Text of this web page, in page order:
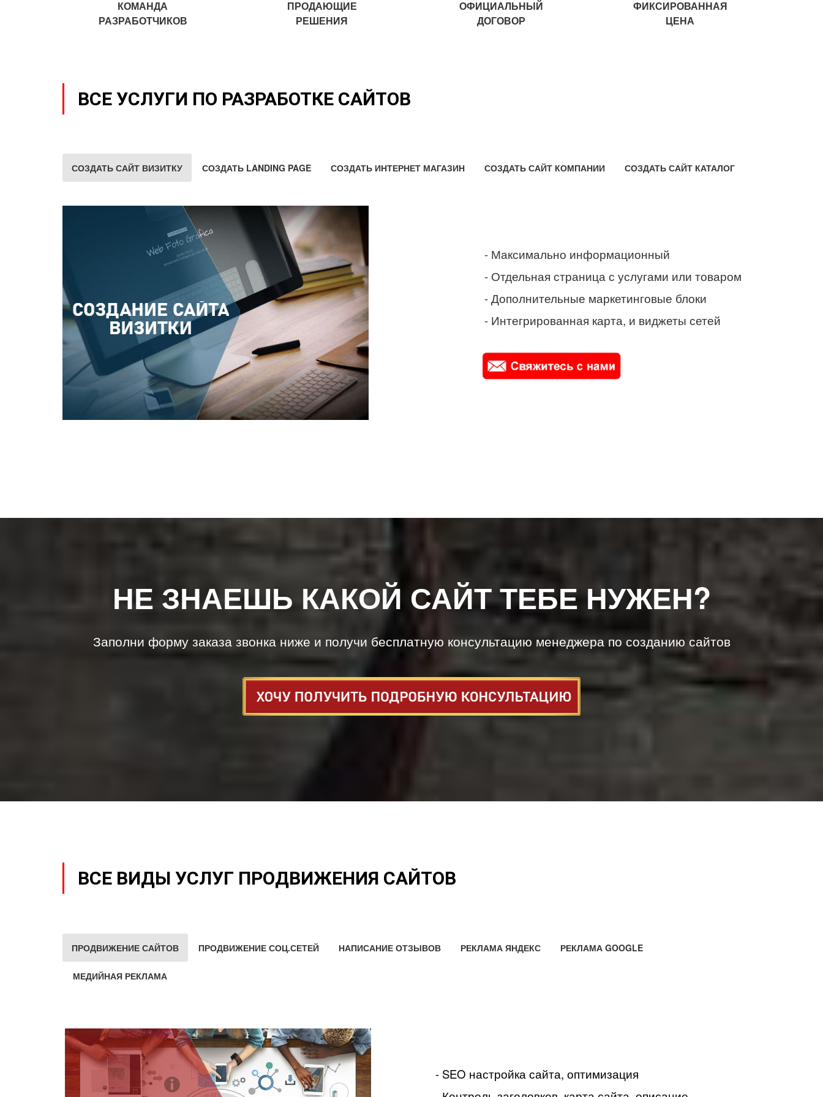
КОМАНДА
РАЗРАБОТЧИКОВ
ПРОДАЮЩИЕ
РЕШЕНИЯ
ОФИЦИАЛЬНЫЙ
ДОГОВОР
ФИКСИРОВАННАЯ
ЦЕНА
ВСЕ УСЛУГИ ПО РАЗРАБОТКЕ САЙТОВ
СОЗДАТЬ САЙТ ВИЗИТКУ СОЗДАТЬ LANDING PAGE СОЗДАТЬ ИНТЕРНЕТ МАГАЗИН СОЗДАТЬ САЙТ КОМПАНИИ СОЗДАТЬ САЙТ КАТАЛОГ
- Максимально информационный
- Отдельная страница с услугами или товаром
- Дополнительные маркетинговые блоки
- Интегрированная карта, и виджеты сетей
НЕ ЗНАЕШЬ КАКОЙ САЙТ ТЕБЕ НУЖЕН?
Заполни форму заказа звонка ниже и получи бесплатную консультацию менеджера по созданию сайтов
ВСЕ ВИДЫ УСЛУГ ПРОДВИЖЕНИЯ САЙТОВ
ПРОДВИЖЕНИЕ САЙТОВ ПРОДВИЖЕНИЕ СОЦ.СЕТЕЙ НАПИСАНИЕ ОТЗЫВОВ РЕКЛАМА ЯНДЕКС РЕКЛАМА GOOGLE
МЕДИЙНАЯ РЕКЛАМА
- SEO настройка сайта, оптимизация